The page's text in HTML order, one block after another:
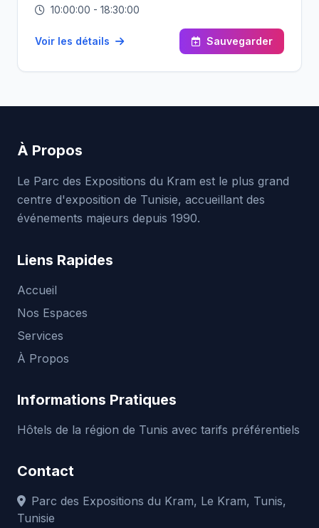
complète des produits et des services de la
professionnelle et les métiers sont aussi présents.
L’offre de Carthage est ouverte aussi à la promotion
10:00:00 - 18:30:00
Voir les détails Sauvegarder
À Propos
Le Parc des Expositions du Kram est le plus grand
centre d'exposition de Tunisie, accueillant des
événements majeurs depuis 1990.
Liens Rapides
Accueil
Nos Espaces
Services
À Propos
Informations Pratiques
Hôtels de la région de Tunis avec tarifs préférentiels
Contact
Parc des Expositions du Kram, Le Kram, Tunis,
Tunisie